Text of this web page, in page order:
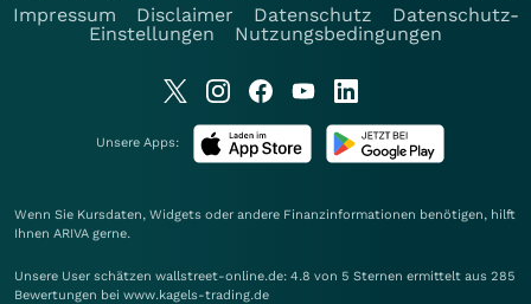
Impressum
Disclaimer Datenschutz
Datenschutz-
Einstellungen
Nutzungsbedingungen
Unsere Apps:
Wenn Sie Kursdaten, Widgets oder andere Finanzinformationen benötigen, hilft
Ihnen ARIVA gerne.
Unsere User schätzen wallstreet-online.de: 4.8 von 5 Sternen ermittelt aus 285
Bewertungen bei www.kagels-trading.de